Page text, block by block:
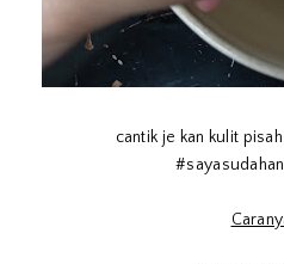
cantik je kan kulit